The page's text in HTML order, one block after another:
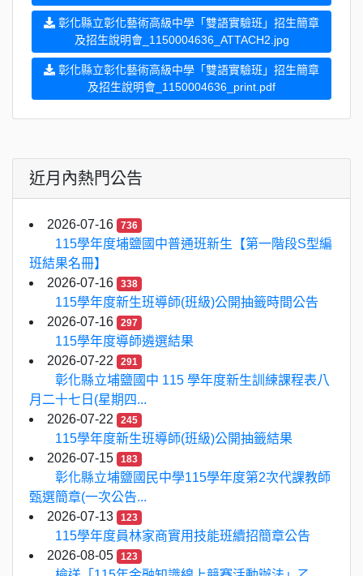
彰化縣立彰化藝術高級中學「雙語實驗班」招生簡章
及招生說明會_1150004636_ATTACH2.jpg
彰化縣立彰化藝術高級中學「雙語實驗班」招生簡章
及招生說明會_1150004636_print.pdf
近月內熱門公告
2026-07-16 736
115學年度埔鹽國中普通班新生【第一階段S型編
班結果名冊】
2026-07-16
338
115學年度新生班導師(班級)公開抽籤時間公告
2026-07-16
297
115學年度導師遴選結果
2026-07-22
291
彰化縣立埔鹽國中 115 學年度新生訓練課程表八
月二十七日(星期四...
2026-07-22
245
115學年度新生班導師(班級)公開抽籤結果
2026-07-15
183
彰化縣立埔鹽國民中學115學年度第2次代課教師
甄選簡章(一次公告...
2026-07-13
123
115學年度員林家商實用技能班續招簡章公告
2026-08-05
123